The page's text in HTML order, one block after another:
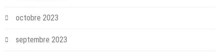
octobre 2023
septembre 2023